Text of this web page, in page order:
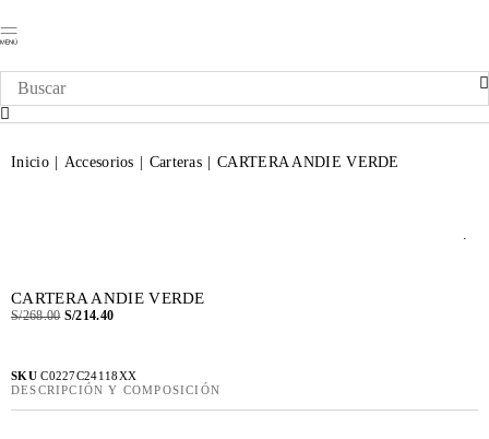
Inicio Accesorios Carteras CARTERA ANDIE VERDE
.
CARTERA ANDIE VERDE
S/268.00 S/214.40
SKUC0227C24118XX
DESCRIPCIÓN Y COMPOSICIÓN